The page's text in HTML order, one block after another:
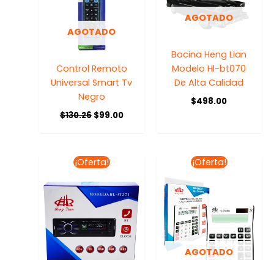
AGOTADO
Control Remoto
Universal Smart Tv
Negro
$130.26 $99.00
AGOTADO
Bocina Heng Lian
Modelo Hl-bt070
De Alta Calidad
$498.00
¡Oferta!
El
precio
original
era:
$748.75.
actual
es:
$599.00.
¡Oferta!
AGOTADO
El
precio
era: